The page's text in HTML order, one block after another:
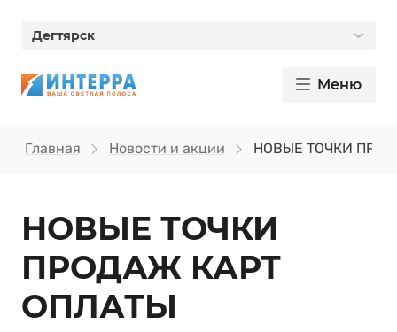
Дегтярск
Меню
Главная Новости и акции НОВЫЕ ТОЧКИ
НОВЫЕ ТОЧКИ
ПРОДАЖ КАРТ
ОПЛАТЫ